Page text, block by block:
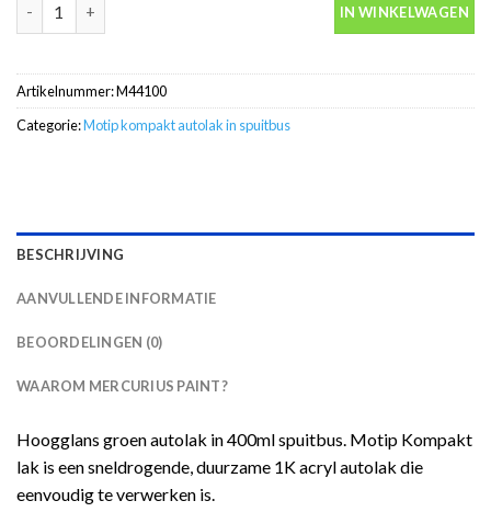
IN WINKELWAGEN
Artikelnummer:M44100
Categorie:Motip kompakt autolak in spuitbus
BESCHRIJVING
AANVULLENDE INFORMATIE
BEOORDELINGEN (0)
WAAROM MERCURIUS PAINT?
Hoogglans groen autolak in 400ml spuitbus. Motip Kompakt
lak is een sneldrogende, duurzame 1K acryl autolak die
eenvoudig te verwerken is.